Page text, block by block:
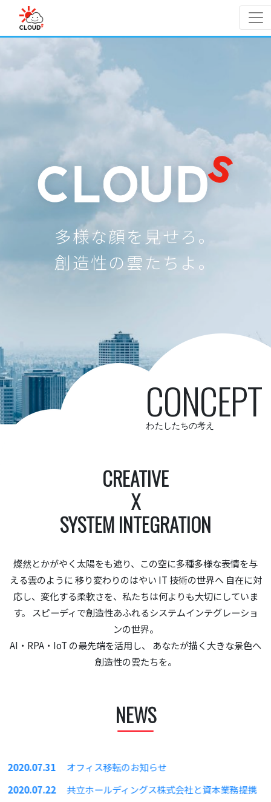
Skip to main content
多様な顔を見せろ。
創造性の雲たちよ。
CONCEPT
わたしたちの考え
CREATIVE
X
SYSTEM INTEGRATION
燦然とかがやく太陽をも遮り、この空に多種多様な表情を与
える雲のように移り変わりのはやい IT 技術の世界へ 自在に対
応し、変化する柔軟さを、私たちは何よりも大切にしていま
す。 スピーディで創造性あふれるシステムインテグレーショ
ンの世界。
AI・RPA・IoT の最先端を活用し、 あなたが描く大きな景色へ
創造性の雲たちを。
NEWS
2020.07.31
オフィス移転のお知らせ
2020.07.22
共立ホールディングス株式会社と資本業務提携